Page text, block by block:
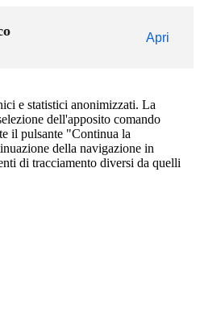
Apri
e statistici anonimizzati. La
dell'apposito comando
il pulsante "Continua la
della navigazione in
di tracciamento diversi da quelli